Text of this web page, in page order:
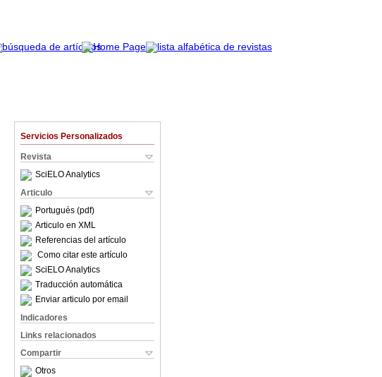
Servicios Personalizados
Revista
SciELO Analytics
Articulo
Portugués (pdf)
Articulo en XML
Referencias del artículo
Como citar este artículo
SciELO Analytics
Traducción automática
Enviar articulo por email
Indicadores
Links relacionados
Compartir
Otros